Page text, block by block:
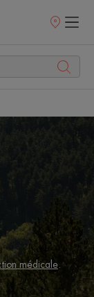
Points
médicale